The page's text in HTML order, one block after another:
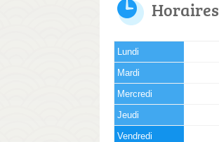
Horaires
Lundi
Mardi
Mercredi
Jeudi
Vendredi